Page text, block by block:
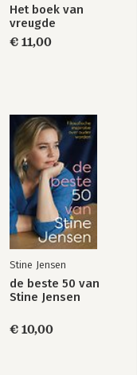
Het boek van
vreugde
€ 11,00
Stine Jensen
de beste 50 van
Stine Jensen
€ 10,00